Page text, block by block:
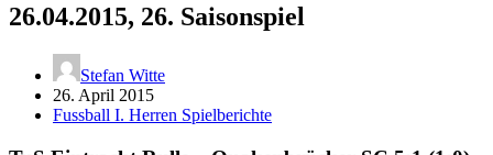
26.04.2015, 26. Saisonspiel
Stefan Witte
26. April 2015
Fussball I. Herren Spielberichte